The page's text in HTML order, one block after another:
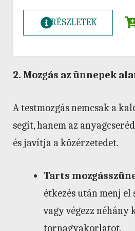
RÉSZLETEK
2. Mozgás az ünnepek
A testmozgás nemcsak a
segít, hanem az
és javítja a közérzetedet.
Tarts
étkezés után menj
vagy végezz néhány
tornagyakorlatot.